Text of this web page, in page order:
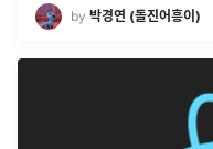
by 박경연 (돌진어흥이)